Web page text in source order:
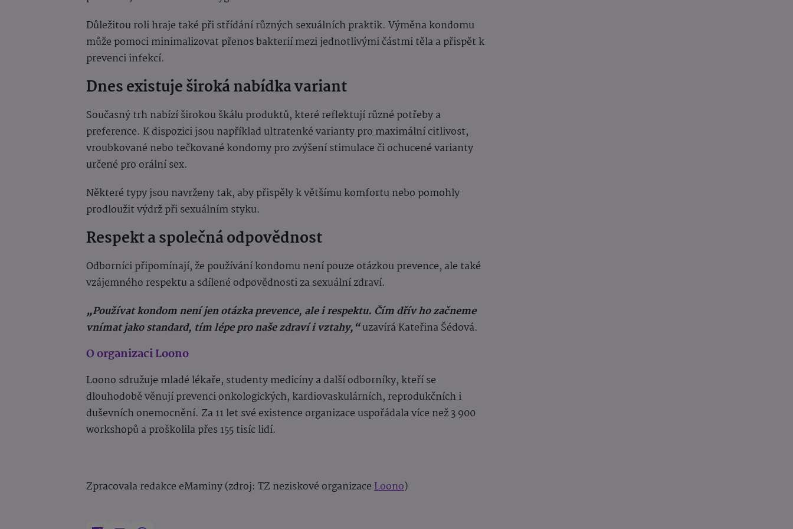
Důležitou roli hraje také při střídání různých sexuálních praktik. Výměna kondomu
může pomoci minimalizovat přenos bakterií mezi jednotlivými částmi těla a přispět k
prevenci infekcí.
Dnes existuje široká nabídka variant
Současný trh nabízí širokou škálu produktů, které reflektují různé potřeby a
preference. K dispozici jsou například ultratenké varianty pro maximální citlivost,
vroubkované nebo tečkované kondomy pro zvýšení stimulace či ochucené varianty
určené pro orální sex.
Některé typy jsou navrženy tak, aby přispěly k většímu komfortu nebo pomohly
prodloužit výdrž při sexuálním styku.
Respekt a společná odpovědnost
Odborníci připomínají, že používání kondomu není pouze otázkou prevence, ale také
vzájemného respektu a sdílené odpovědnosti za sexuální zdraví.
„Používat kondom není jen otázka prevence, ale i respektu. Čím dřív ho začneme
vnímat jako standard, tím lépe pro naše zdraví i vztahy,“uzavírá Kateřina Šédová.
O organizaci Loono
Loono sdružuje mladé lékaře, studenty medicíny a další odborníky, kteří se
dlouhodobě věnují prevenci onkologických, kardiovaskulárních, reprodukčních i
duševních onemocnění. Za 11 let své existence organizace uspořádala více než 3 900
workshopů a proškolila přes 155 tisíc lidí.
Zpracovala redakce eMaminy (zdroj: TZ neziskové organizaceLoono)